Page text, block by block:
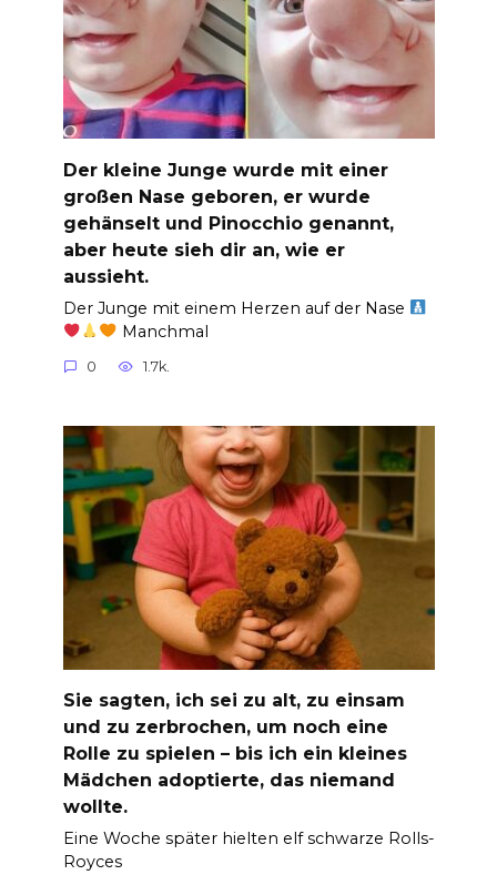
Der kleine Junge wurde mit einer
großen Nase geboren, er wurde
gehänselt und Pinocchio genannt,
aber heute sieh dir an, wie er
aussieht.
Der Junge mit einem Herzen auf der Nase
Manchmal
0 1.7k.
Sie sagten, ich sei zu alt, zu einsam
und zu zerbrochen, um noch eine
Rolle zu spielen – bis ich ein kleines
Mädchen adoptierte, das niemand
wollte.
Eine Woche später hielten elf schwarze Rolls-
Royces